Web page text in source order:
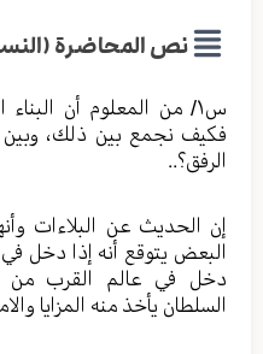
نص المحاضرة
س١/ من المعلوم أن البناء
فكيف نجمع بين ذلك، وبين
الرفق؟..
إن الحديث عن البلاءات
البعض يتوقع أنه إذا دخل في
دخل في عالم القرب من
السلطان يأخذ منه المزايا